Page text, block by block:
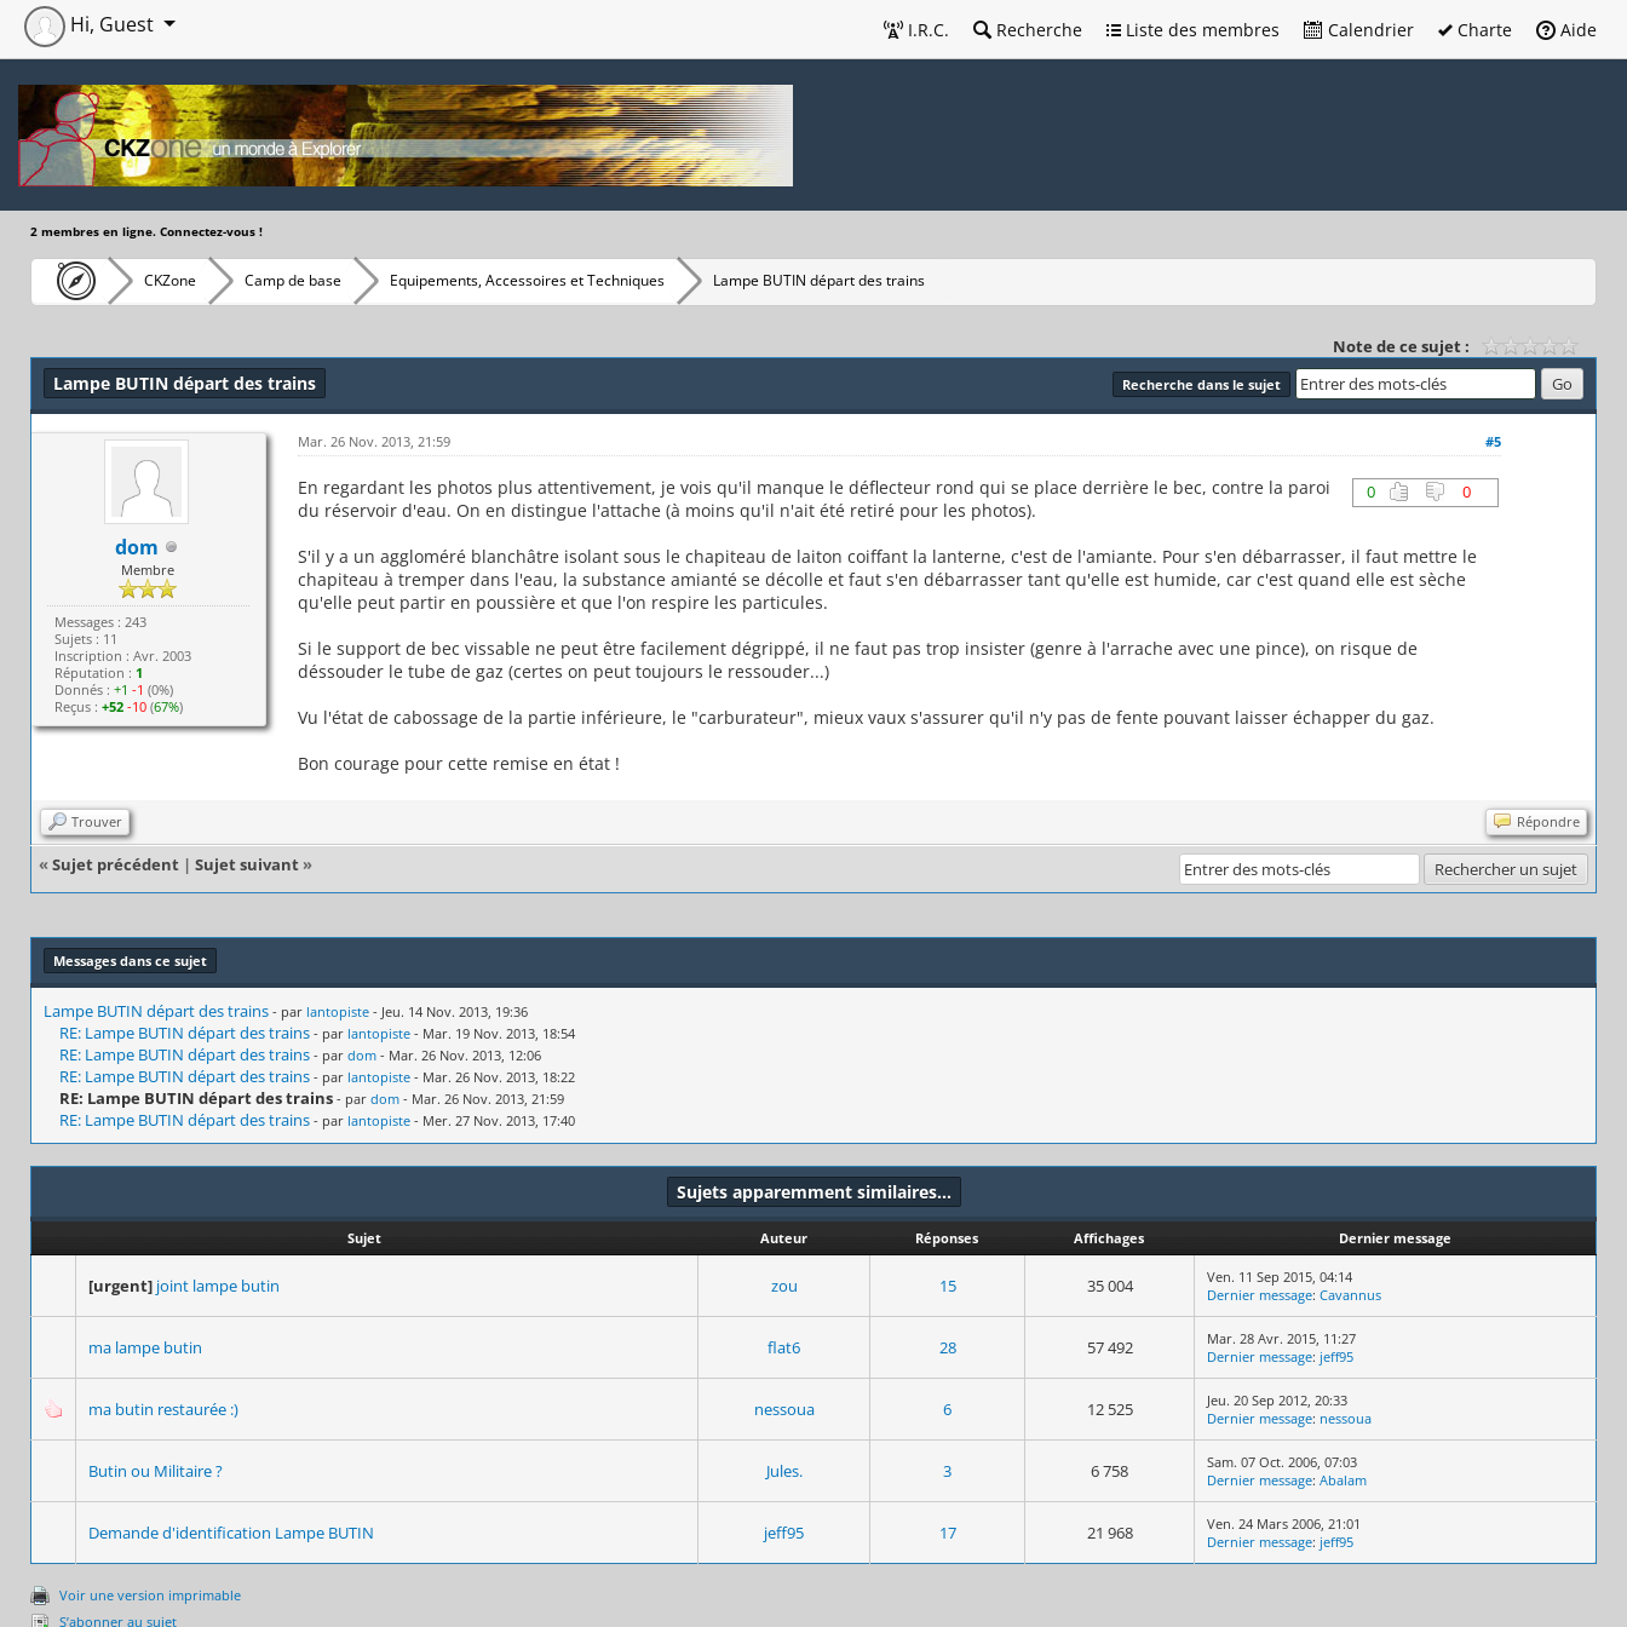
I.R.C. Recherche Liste des membres Calendrier Charte Aide
Hi, Guest
2 membres en ligne. Connectez-vous !
CKZone Camp de base Equipements, Accessoires et Techniques Lampe BUTIN départ des trains
Note de ce sujet :
Recherche dans le sujet
Lampe BUTIN départ des trains
dom
Membre
Messages : 243
Sujets : 11
Inscription : Avr. 2003
Réputation : 1
Donnés : +1 -1 (0%)
Reçus : +52 -10(67%)
#5
Mar. 26 Nov. 2013, 21:59
0 0
En regardant les photos plus attentivement, je vois qu'il manque le déflecteur rond qui se place derrière le bec, contre la paroi
du réservoir d'eau. On en distingue l'attache (à moins qu'il n'ait été retiré pour les photos).
S'il y a un aggloméré blanchâtre isolant sous le chapiteau de laiton coiffant la lanterne, c'est de l'amiante. Pour s'en débarrasser, il faut mettre le
chapiteau à tremper dans l'eau, la substance amianté se décolle et faut s'en débarrasser tant qu'elle est humide, car c'est quand elle est sèche
qu'elle peut partir en poussière et que l'on respire les particules.
Si le support de bec vissable ne peut être facilement dégrippé, il ne faut pas trop insister (genre à l'arrache avec une pince), on risque de
déssouder le tube de gaz (certes on peut toujours le ressouder...)
Vu l'état de cabossage de la partie inférieure, le "carburateur", mieux vaux s'assurer qu'il n'y pas de fente pouvant laisser échapper du gaz.
Bon courage pour cette remise en état !
Trouver Répondre
« Sujet précédent | Sujet suivant »
Messages dans ce sujet
Lampe BUTIN départ des trains - par lantopiste - Jeu. 14 Nov. 2013, 19:36
RE: Lampe BUTIN départ des trains - par lantopiste - Mar. 19 Nov. 2013, 18:54
RE: Lampe BUTIN départ des trains - par dom - Mar. 26 Nov. 2013, 12:06
RE: Lampe BUTIN départ des trains - par lantopiste - Mar. 26 Nov. 2013, 18:22
RE: Lampe BUTIN départ des trains - par dom - Mar. 26 Nov. 2013, 21:59
RE: Lampe BUTIN départ des trains - par lantopiste - Mer. 27 Nov. 2013, 17:40
Sujets apparemment similaires…
Sujet Auteur Réponses Affichages Dernier message
[urgent] joint lampe butin zou 15 35 004
Ven. 11 Sep 2015, 04:14
Dernier message: Cavannus
ma lampe butin flat6 28 57 492
Mar. 28 Avr. 2015, 11:27
Dernier message: jeff95
ma butin restaurée :) nessoua 6 12 525
Jeu. 20 Sep 2012, 20:33
Dernier message: nessoua
Butin ou Militaire ? Jules. 3 6 758
Sam. 07 Oct. 2006, 07:03
Dernier message: Abalam
Demande d'identification Lampe BUTIN jeff95 17 21 968
Ven. 24 Mars 2006, 21:01
Dernier message: jeff95
Voir une version imprimable
S’abonner au sujet